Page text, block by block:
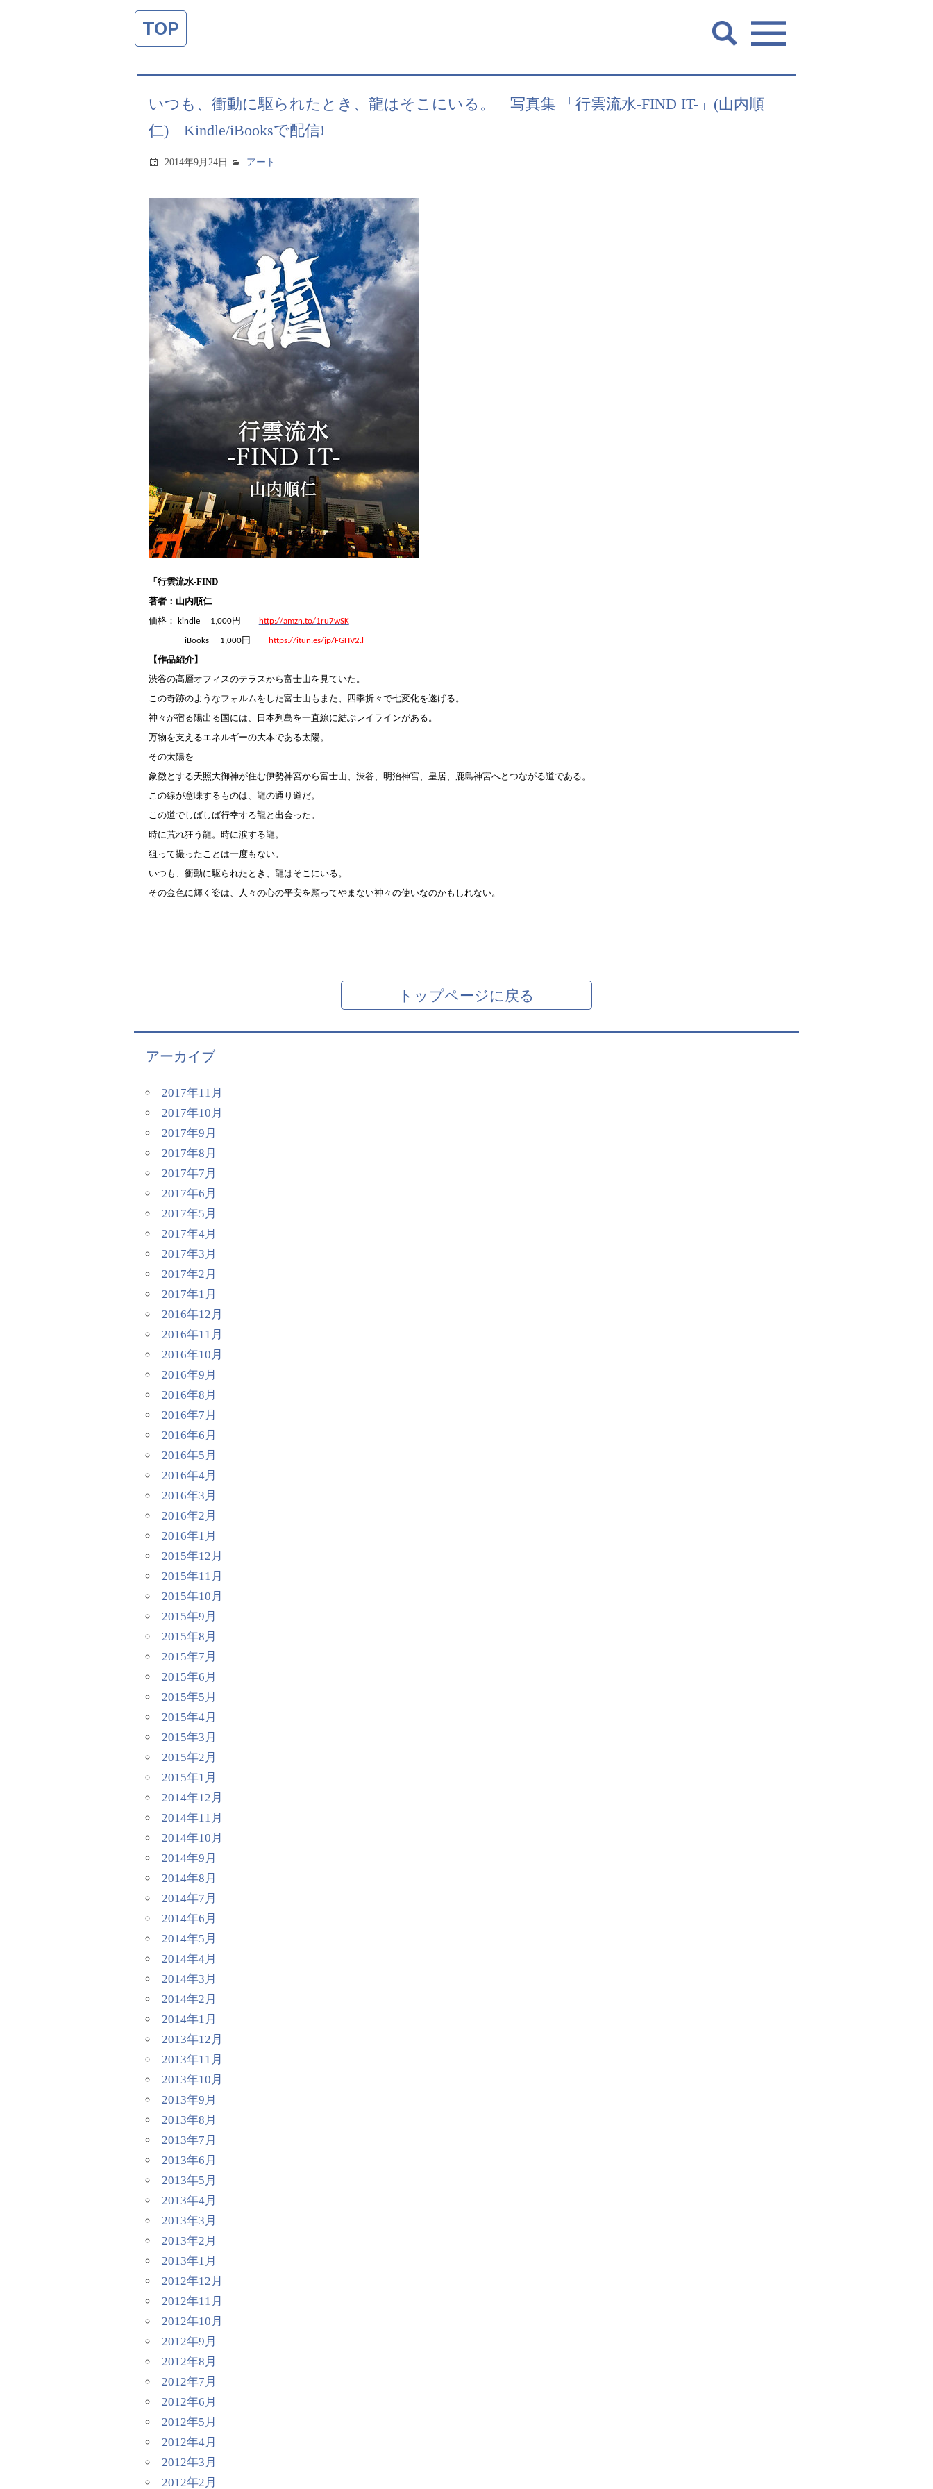
TOP
いつも、衝動に駆られたとき、龍はそこにいる。 写真集 「行雲流水-FIND IT-」(山内順
仁) Kindle/iBooksで配信!
2014年9月24日 アート
「行雲流水-FIND
著者：山内順仁
価格： kindle 1,000円 http://amzn.to/1ru7wSK
iBooks 1,000円 https://itun.es/jp/FGHV2.l
【作品紹介】
渋谷の高層オフィスのテラスから富士山を見ていた。
この奇跡のようなフォルムをした富士山もまた、四季折々で七変化を遂げる。
神々が宿る陽出る国には、日本列島を一直線に結ぶレイラインがある。
万物を支えるエネルギーの大本である太陽。
その太陽を
象徴とする天照大御神が住む伊勢神宮から富士山、渋谷、明治神宮、皇居、鹿島神宮へとつながる道である。
この線が意味するものは、龍の通り道だ。
この道でしばしば行幸する龍と出会った。
時に荒れ狂う龍。時に涙する龍。
狙って撮ったことは一度もない。
いつも、衝動に駆られたとき、龍はそこにいる。
その金色に輝く姿は、人々の心の平安を願ってやまない神々の使いなのかもしれない。
トップページに戻る
アーカイブ
2017年11月
2017年10月
2017年9月
2017年8月
2017年7月
2017年6月
2017年5月
2017年4月
2017年3月
2017年2月
2017年1月
2016年12月
2016年11月
2016年10月
2016年9月
2016年8月
2016年7月
2016年6月
2016年5月
2016年4月
2016年3月
2016年2月
2016年1月
2015年12月
2015年11月
2015年10月
2015年9月
2015年8月
2015年7月
2015年6月
2015年5月
2015年4月
2015年3月
2015年2月
2015年1月
2014年12月
2014年11月
2014年10月
2014年9月
2014年8月
2014年7月
2014年6月
2014年5月
2014年4月
2014年3月
2014年2月
2014年1月
2013年12月
2013年11月
2013年10月
2013年9月
2013年8月
2013年7月
2013年6月
2013年5月
2013年4月
2013年3月
2013年2月
2013年1月
2012年12月
2012年11月
2012年10月
2012年9月
2012年8月
2012年7月
2012年6月
2012年5月
2012年4月
2012年3月
2012年2月